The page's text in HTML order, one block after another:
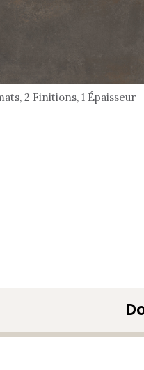
2 Finitions, 1 Épaisseur